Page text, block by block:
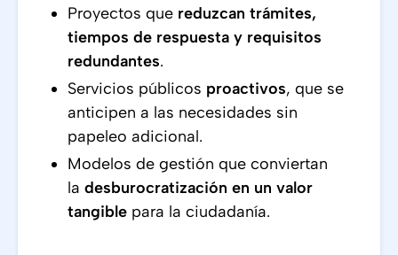
Proyectos que reduzcan trámites,
tiempos de respuesta y requisitos
redundantes.
Servicios públicos proactivos, que se
anticipen a las necesidades sin
papeleo adicional.
Modelos de gestión que conviertan
la desburocratización en un valor
tangible para la ciudadanía.